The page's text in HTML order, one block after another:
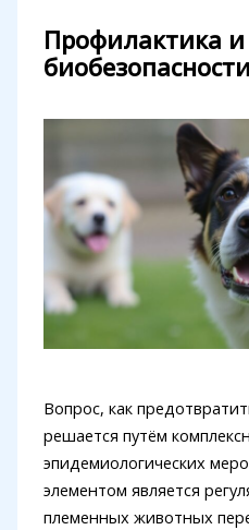
Профилактика
биобезопасности
Вопрос, как
решается путём
эпидемиологических
элементом является
племенных животных